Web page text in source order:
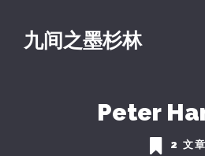
九间之墨杉林
Peter
2 文章